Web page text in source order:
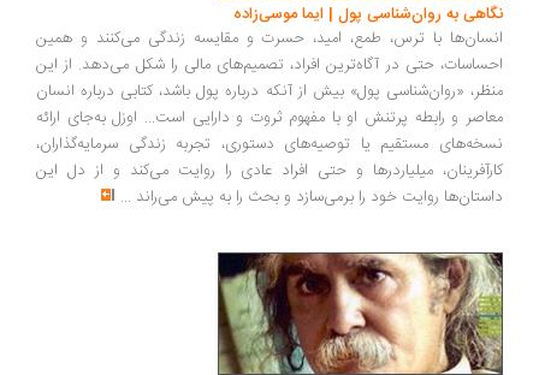
نگاهی به روان‌شناسی پول | ایما موسی‌زاده
انسان‌ها با ترس، طمع، امید، حسرت و مقایسه زندگی می‌کنند و همین
احساسات، حتی در آگاه‌ترین افراد، تصمیم‌های مالی را شکل می‌دهد. از این
منظر، «روان‌شناسی پول» بیش از آنکه درباره پول باشد، کتابی درباره انسان
معاصر و رابطه پرتنش او با مفهوم ثروت و دارایی است... اوزل به‌جای ارائه
نسخه‌های مستقیم یا توصیه‌های دستوری، تجربه زندگی سرمایه‌گذاران،
کارآفرینان، میلیاردرها و حتی افراد عادی را روایت می‌کند و از دل این
داستان‌ها روایت خود را برمی‌سازد و بحث را به پیش می‌راند ...